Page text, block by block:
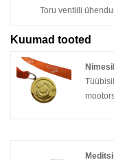
Toru ventiili
Kuumad tooted